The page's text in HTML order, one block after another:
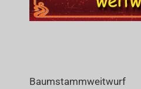
Baumstammweitwurf